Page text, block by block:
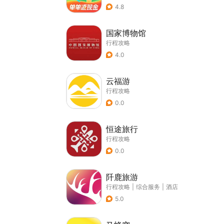
4.8
国家博物馆
行程攻略
4.0
云福游
行程攻略
0.0
恒途旅行
行程攻略
0.0
阡鹿旅游
行程攻略 综合服务
酒店
5.0